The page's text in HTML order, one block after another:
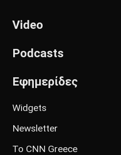
Video
Podcasts
Εφημερίδες
Widgets
Newsletter
Το CNN Greece